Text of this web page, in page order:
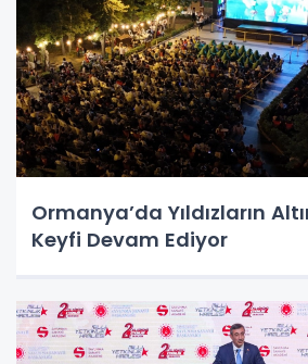
Ormanya’da Yıldızların
Keyfi Devam Ediyor